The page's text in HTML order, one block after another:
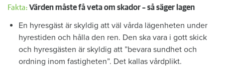
Fakta: Värden måste få veta om skador – så säger lagen
En hyresgäst är skyldig att väl vårda lägenheten under
hyrestiden och hålla den ren. Den ska vara i gott skick
och hyresgästen är skyldig att ”bevara sundhet och
ordning inom fastigheten”. Det kallas vårdplikt.